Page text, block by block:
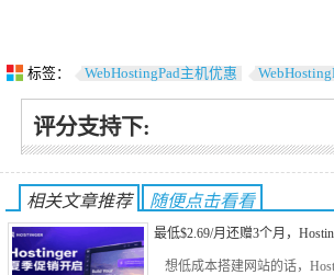
标签： WebHostingPad主机优惠
评分支持下:
相关文章推荐 随便点击看看
最低$2.69/月还赠3个月，
想低成本搭建网站的话，